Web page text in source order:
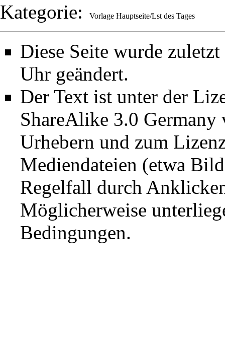
Kategorie: Vorlage Hauptseite/Lst des Tages
Diese Seite wurde
Uhr geändert.
Der Text ist unter der
ShareAlike 3.0 Germany
Urhebern und zum
Mediendateien (etwa
Regelfall durch
Möglicherweise
Bedingungen.